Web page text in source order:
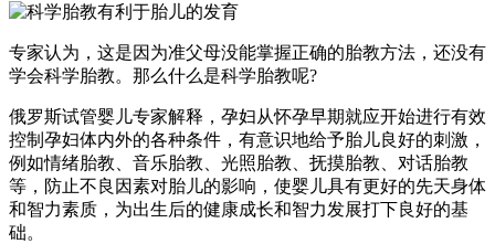
专家认为，这是因为准父母没能掌握正确的胎教方法，还没有
学会科学胎教。那么什么是科学胎教呢?
俄罗斯试管婴儿专家解释，孕妇从怀孕早期就应开始进行有效
控制孕妇体内外的各种条件，有意识地给予胎儿良好的刺激，
例如情绪胎教、音乐胎教、光照胎教、抚摸胎教、对话胎教
等，防止不良因素对胎儿的影响，使婴儿具有更好的先天身体
和智力素质，为出生后的健康成长和智力发展打下良好的基
础。